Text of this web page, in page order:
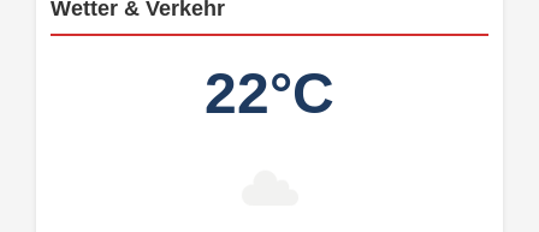
Wetter & Verkehr
22°C